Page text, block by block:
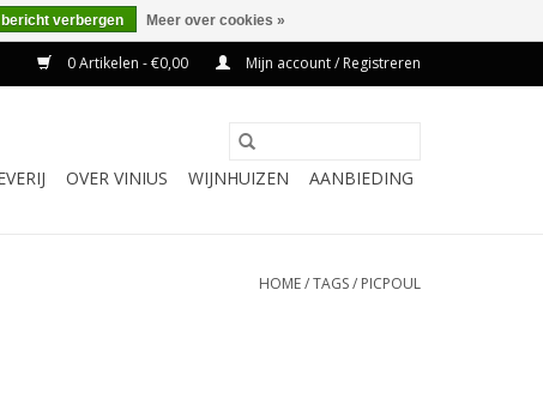
0 Artikelen - €0,00 Mijn account / Registreren
OVER VINIUS WIJNHUIZEN AANBIEDING
HOME/TAGS/ PICPOUL
bericht verbergen Meer over cookies »